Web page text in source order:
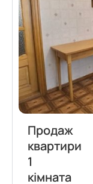
Продаж
квартири
1
кімната